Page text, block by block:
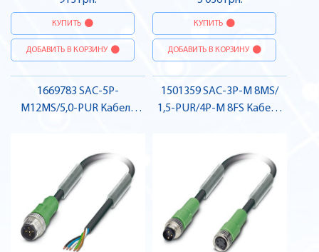
КУПИТЬ
ДОБАВИТЬ В КОРЗИНУ
КУПИТЬ
ДОБАВИТЬ В КОРЗИНУ
1669783 SAC-5P-
M12MS/5,0-PUR Кабель
Contact
1501359 SAC-3P-M 8MS/
1,5-PUR/4P-M 8FS Кабель
Pheonix Contact